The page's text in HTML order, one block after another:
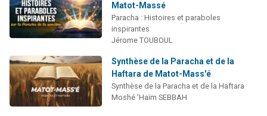
Matot-Massé
Paracha : Histoires et paraboles
inspirantes
Jérome TOUBOUL
Synthèse de la Paracha et de la
Haftara de Matot-Mass'é
Synthèse de la Paracha et de la Haftara
Moshé 'Haïm SEBBAH